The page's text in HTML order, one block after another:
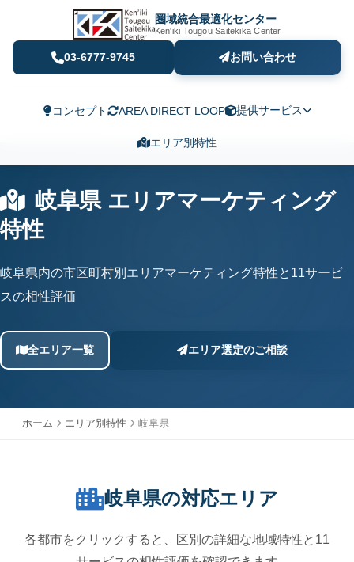
圏域統合最適化センター
Ken'iki Tougou Saitekika Center
03-6777-9745 お問い合わせ
コンセプト AREA DIRECT LOOP 提供サービス
エリア別特性
岐阜県 エリアマーケティング
特性
岐阜県内の市区町村別エリアマーケティング特性と11サービ
スの相性評価
全エリア一覧 エリア選定のご相談
ホーム エリア別特性 岐阜県
岐阜県の対応エリア
各都市をクリックすると、区別の詳細な地域特性と11